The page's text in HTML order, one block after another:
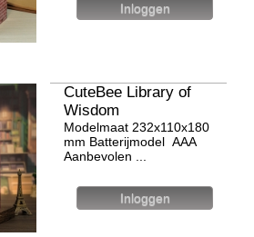
CuteBee Library of
Wisdom
Modelmaat 232х110х180
mm Batterijmodel ААА
Aanbevolen ...